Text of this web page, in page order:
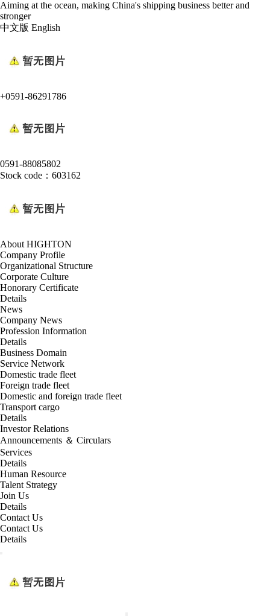
Aiming at the ocean, making China's shipping business better and
stronger
中文版 English
+0591-86291786
0591-88085802
Stock code：603162
About HIGHTON
Company Profile
Organizational Structure
Corporate Culture
Honorary Certificate
Details
News
Company News
Profession Information
Details
Business Domain
Service Network
Domestic trade fleet
Foreign trade fleet
Domestic and foreign trade fleet
Transport cargo
Details
Investor Relations
Announcements ＆ Circulars
Services
Details
Human Resource
Talent Strategy
Join Us
Details
Contact Us
Contact Us
Details